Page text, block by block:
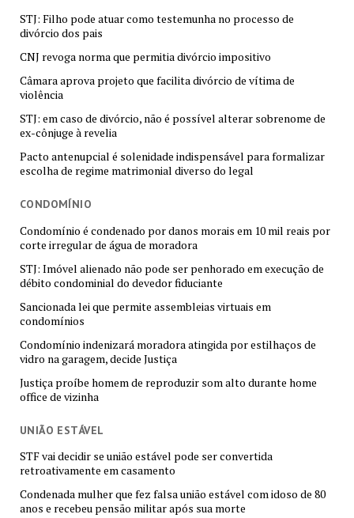
STJ: Filho pode atuar como testemunha no processo de
divórcio dos pais
CNJ revoga norma que permitia divórcio impositivo
Câmara aprova projeto que facilita divórcio de vítima de
violência
STJ: em caso de divórcio, não é possível alterar sobrenome de
ex-cônjuge à revelia
Pacto antenupcial é solenidade indispensável para formalizar
escolha de regime matrimonial diverso do legal
CONDOMÍNIO
Condomínio é condenado por danos morais em 10 mil reais por
corte irregular de água de moradora
STJ: Imóvel alienado não pode ser penhorado em execução de
débito condominial do devedor fiduciante
Sancionada lei que permite assembleias virtuais em
condomínios
Condomínio indenizará moradora atingida por estilhaços de
vidro na garagem, decide Justiça
Justiça proíbe homem de reproduzir som alto durante home
office de vizinha
UNIÃO ESTÁVEL
STF vai decidir se união estável pode ser convertida
retroativamente em casamento
Condenada mulher que fez falsa união estável com idoso de 80
anos e recebeu pensão militar após sua morte